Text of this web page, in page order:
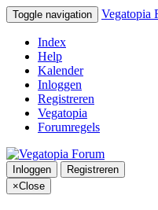
Toggle navigation Vegatopia
Index
Help
Kalender
Inloggen
Registreren
Vegatopia
Forumregels
Inloggen
Registreren
×Close